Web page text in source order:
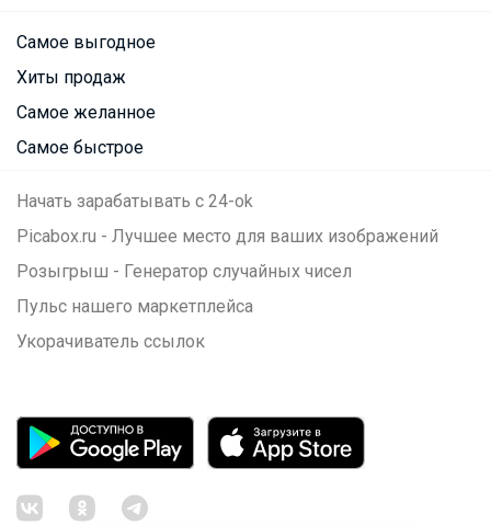
Самое выгодное
Хиты продаж
Самое желанное
Самое быстрое
Начать зарабатывать с 24-ok
Picabox.ru - Лучшее место для ваших изображений
Розыгрыш - Генератор случайных чисел
Пульс нашего маркетплейса
Укорачиватель ссылок